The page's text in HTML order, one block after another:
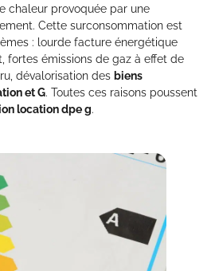
chaleur provoquée par une
Cette surconsommation est
: lourde facture énergétique
fortes émissions de gaz à effet de
dévalorisation des biens
et G. Toutes ces raisons poussent
location dpe g.